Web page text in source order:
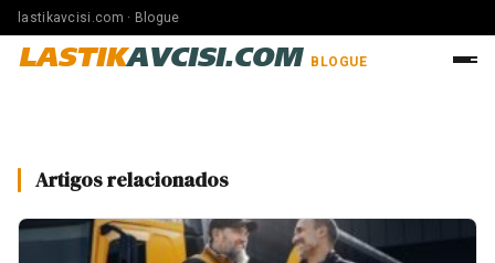
lastikavcisi.com · Blogue
LASTIKAVCISI.COM BLOGUE
Artigos relacionados